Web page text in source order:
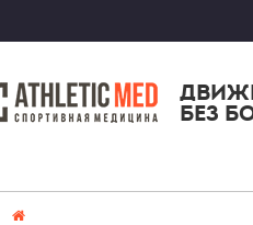
БЕЗ